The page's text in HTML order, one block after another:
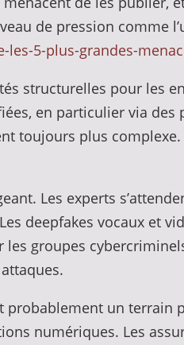
de pression comme
5-plus-grandes-
structurelles pour les
en particulier via
toujours plus
Les experts
deepfakes vocaux et
groupes
un terrain
numériques. Les